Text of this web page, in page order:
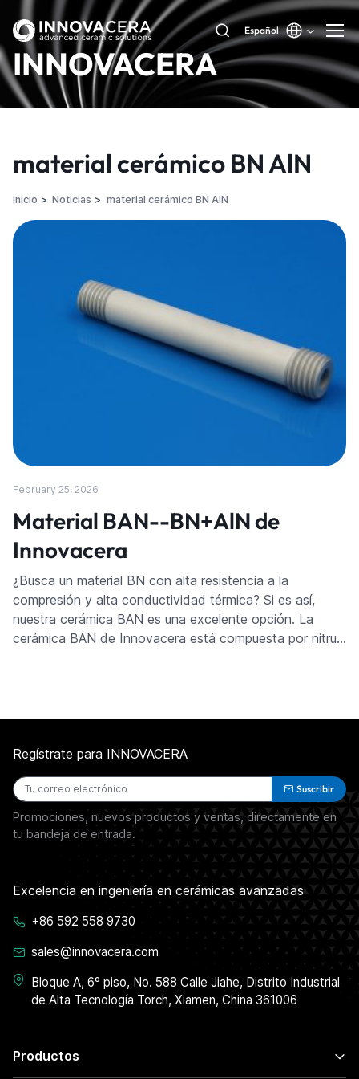
Español
INNOVACERA
material cerámico BN AlN
Inicio Noticias material cerámico BN AlN
February 25, 2026
Material BAN--BN+AlN de
Innovacera
¿Busca un material BN con alta resistencia a la
compresión y alta conductividad térmica? Si es así,
nuestra cerámica BAN es una excelente opción. La
cerámica BAN de Innovacera está compuesta por nitru…
Productos
Regístrate para INNOVACERA
Suscribir
Promociones, nuevos productos y ventas, directamente en
tu bandeja de entrada.
Excelencia en ingeniería en cerámicas avanzadas
+86 592 558 9730
sales@innovacera.com
Bloque A, 6º piso, No. 588 Calle Jiahe, Distrito Industrial
de Alta Tecnología Torch, Xiamen, China 361006